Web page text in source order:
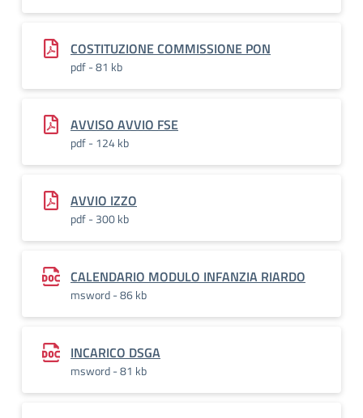
COSTITUZIONE COMMISSIONE PON
pdf - 81 kb
AVVISO AVVIO FSE
pdf - 124 kb
AVVIO IZZO
pdf - 300 kb
CALENDARIO MODULO INFANZIA RIARDO
msword - 86 kb
INCARICO DSGA
msword - 81 kb